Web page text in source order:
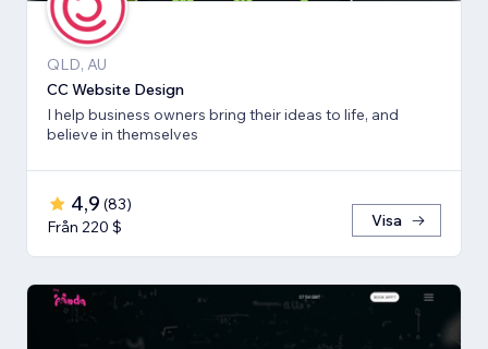
QLD, AU
CC Website Design
I help business owners bring their ideas to life, and
believe in themselves
4,9 (83)
Från 220 $
Visa